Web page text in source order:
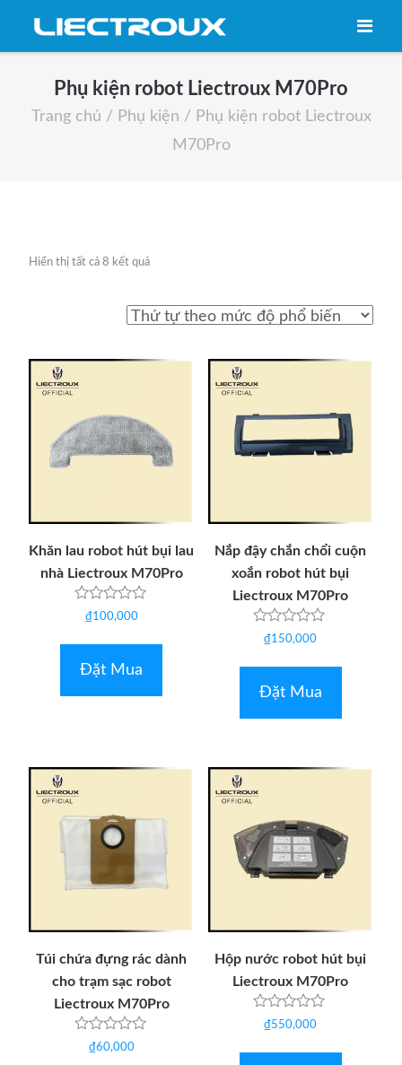
Phụ kiện robot Liectroux M70Pro
Trang chủ / Phụ kiện / Phụ kiện robot Liectroux
M70Pro
Hiển thị tất cả 8 kết quả
Khăn lau robot hút bụi lau
nhà Liectroux M70Pro
Được
xếp
5
sao
₫ 100,000
Đặt Mua
Nắp đậy chắn chổi cuộn
xoắn robot hút bụi
Liectroux M70Pro
Được
xếp
5
sao
₫ 150,000
Đặt Mua
Túi chứa đựng rác dành
cho trạm sạc robot
Liectroux M70Pro
Được
xếp
₫60,000
Hộp nước robot hút bụi
Liectroux M70Pro
Được
xếp
₫ 550,000